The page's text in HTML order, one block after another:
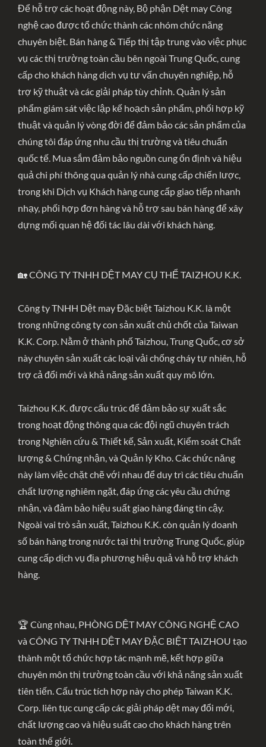
Để hỗ trợ các hoạt động này, Bộ phận Dệt may Công
nghệ cao được tổ chức thành các nhóm chức năng
chuyên biệt. Bán hàng & Tiếp thị tập trung vào việc phục
vụ các thị trường toàn cầu bên ngoài Trung Quốc, cung
cấp cho khách hàng dịch vụ tư vấn chuyên nghiệp, hỗ
trợ kỹ thuật và các giải pháp tùy chỉnh. Quản lý sản
phẩm giám sát việc lập kế hoạch sản phẩm, phối hợp kỹ
thuật và quản lý vòng đời để đảm bảo các sản phẩm của
chúng tôi đáp ứng nhu cầu thị trường và tiêu chuẩn
quốc tế. Mua sắm đảm bảo nguồn cung ổn định và hiệu
quả chi phí thông qua quản lý nhà cung cấp chiến lược,
trong khi Dịch vụ Khách hàng cung cấp giao tiếp nhanh
nhạy, phối hợp đơn hàng và hỗ trợ sau bán hàng để xây
dựng mối quan hệ đối tác lâu dài với khách hàng.
🏡 CÔNG TY TNHH DỆT MAY CỤ THỂ TAIZHOU K.K.
Công ty TNHH Dệt may Đặc biệt Taizhou K.K. là một
trong những công ty con sản xuất chủ chốt của Taiwan
K.K. Corp. Nằm ở thành phố Taizhou, Trung Quốc, cơ sở
này chuyên sản xuất các loại vải chống cháy tự nhiên, hỗ
trợ cả đổi mới và khả năng sản xuất quy mô lớn.
Taizhou K.K. được cấu trúc để đảm bảo sự xuất sắc
trong hoạt động thông qua các đội ngũ chuyên trách
trong Nghiên cứu & Thiết kế, Sản xuất, Kiểm soát Chất
lượng & Chứng nhận, và Quản lý Kho. Các chức năng
này làm việc chặt chẽ với nhau để duy trì các tiêu chuẩn
chất lượng nghiêm ngặt, đáp ứng các yêu cầu chứng
nhận, và đảm bảo hiệu suất giao hàng đáng tin cậy.
Ngoài vai trò sản xuất, Taizhou K.K. còn quản lý doanh
số bán hàng trong nước tại thị trường Trung Quốc, giúp
cung cấp dịch vụ địa phương hiệu quả và hỗ trợ khách
hàng.
🏆 Cùng nhau, PHÒNG DỆT MAY CÔNG NGHỆ CAO
và CÔNG TY TNHH DỆT MAY ĐẶC BIỆT TAIZHOU tạo
thành một tổ chức hợp tác mạnh mẽ, kết hợp giữa
chuyên môn thị trường toàn cầu với khả năng sản xuất
tiên tiến. Cấu trúc tích hợp này cho phép Taiwan K.K.
Corp. liên tục cung cấp các giải pháp dệt may đổi mới,
chất lượng cao và hiệu suất cao cho khách hàng trên
toàn thế giới.